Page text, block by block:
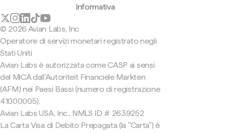
Informativa
© 2026 Avian Labs, Inc
Operatore di servizi monetari registrato negli
Stati Uniti
Avian Labs è autorizzata come CASP ai sensi
del MiCA dall'Autoriteit Financiële Markten
(AFM) nei Paesi Bassi (numero di registrazione
41000005).
Avian Labs USA, Inc., NMLS ID # 2639252
La Carta Visa di Debito Prepagata (la "Carta") è